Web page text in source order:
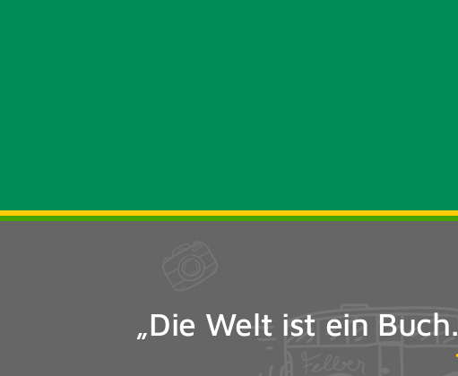
„Die Welt ist ein Buch.